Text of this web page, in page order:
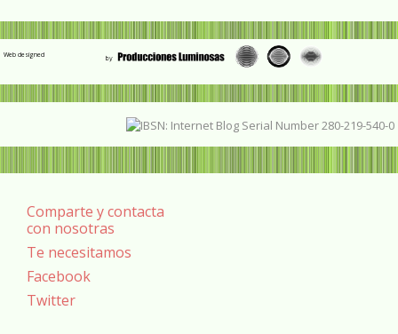
Web designed
Comparte y contacta
con nosotras
Te necesitamos
Facebook
Twitter